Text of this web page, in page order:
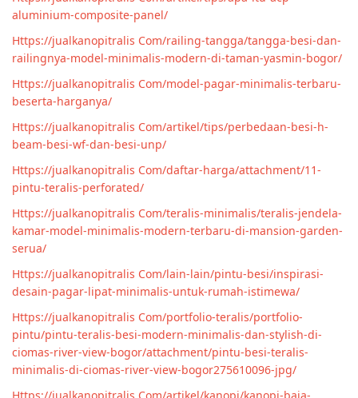
aluminium-composite-panel/
Https://jualkanopitralis Com/railing-tangga/tangga-besi-dan-
railingnya-model-minimalis-modern-di-taman-yasmin-bogor/
Https://jualkanopitralis Com/model-pagar-minimalis-terbaru-
beserta-harganya/
Https://jualkanopitralis Com/artikel/tips/perbedaan-besi-h-
beam-besi-wf-dan-besi-unp/
Https://jualkanopitralis Com/daftar-harga/attachment/11-
pintu-teralis-perforated/
Https://jualkanopitralis Com/teralis-minimalis/teralis-jendela-
kamar-model-minimalis-modern-terbaru-di-mansion-garden-
serua/
Https://jualkanopitralis Com/lain-lain/pintu-besi/inspirasi-
desain-pagar-lipat-minimalis-untuk-rumah-istimewa/
Https://jualkanopitralis Com/portfolio-teralis/portfolio-
pintu/pintu-teralis-besi-modern-minimalis-dan-stylish-di-
ciomas-river-view-bogor/attachment/pintu-besi-teralis-
minimalis-di-ciomas-river-view-bogor275610096-jpg/
Https://jualkanopitralis Com/artikel/kanopi/kanopi-baja-